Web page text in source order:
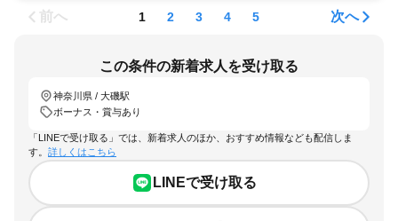
前へ 1 2 3 4 5 次へ
この条件の新着求人を受け取る
神奈川県 / 大磯駅
ボーナス・賞与あり
「LINEで受け取る」では、新着求人のほか、おすすめ情報なども配信しま
す。 詳しくはこちら
LINEで受け取る